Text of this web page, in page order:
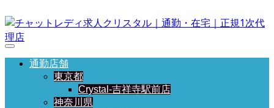
通勤店舗
東京都
Crystal-吉祥寺駅前店
神奈川県